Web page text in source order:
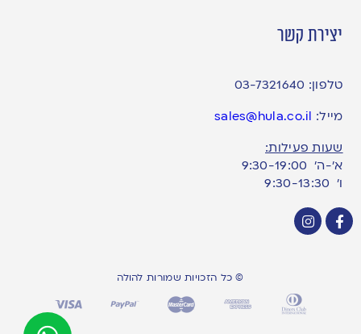
יצירת קשר
טלפון: 03-7321640
מייל: sales@hula.co.il
שעות פעילות:
א’-ה’ 9:30-19:00
ו׳ 9:30-13:30
© כל הזכויות שמורות להולה